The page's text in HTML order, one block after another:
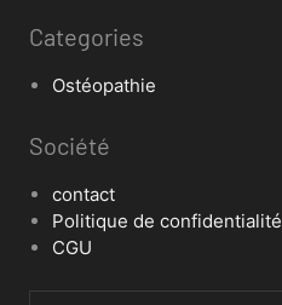
Categories
Ostéopathie
Société
contact
Politique de confidentialité
CGU